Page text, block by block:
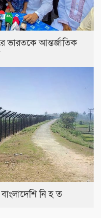
ভারতকে আন্তর্জাতিক
নি হ ত